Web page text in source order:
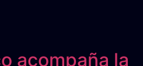
acompaña la